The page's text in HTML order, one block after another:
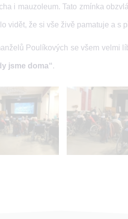
i mauzoleum. Tato zmínka
vidět, že si vše živě pamatuje a s
Poulíkových se všem velmi
jsme doma“.